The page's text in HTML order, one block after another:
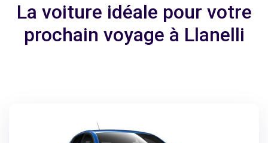
La voiture idéale pour votre
prochain voyage à Llanelli